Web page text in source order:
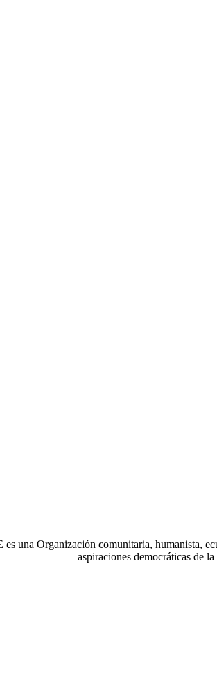
una Organización comunitaria, humanista,
aspiraciones democráticas de